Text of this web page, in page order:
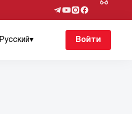
Русский▾ Войти